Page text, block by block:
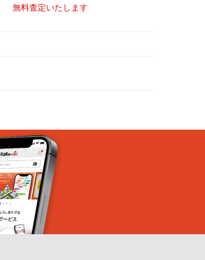
無料査定いたします